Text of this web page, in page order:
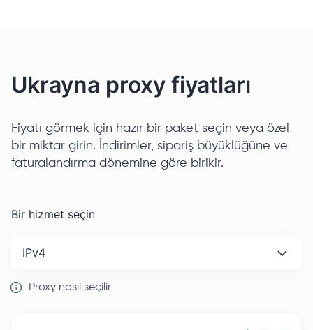
Ukrayna proxy fiyatları
Fiyatı görmek için hazır bir paket seçin veya özel
bir miktar girin. İndirimler, sipariş büyüklüğüne ve
faturalandırma dönemine göre birikir.
Bir hizmet seçin
IPv4
Proxy nasıl seçilir